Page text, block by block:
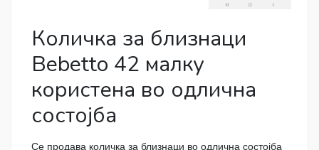
Количка за близнаци
Bebetto 42 малку
користена во одлична
состојба
Се продава количка за близнаци во одлична состојба